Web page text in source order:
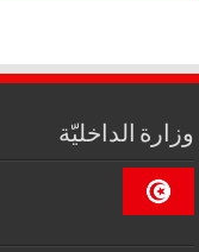
وزارة الداخليّة